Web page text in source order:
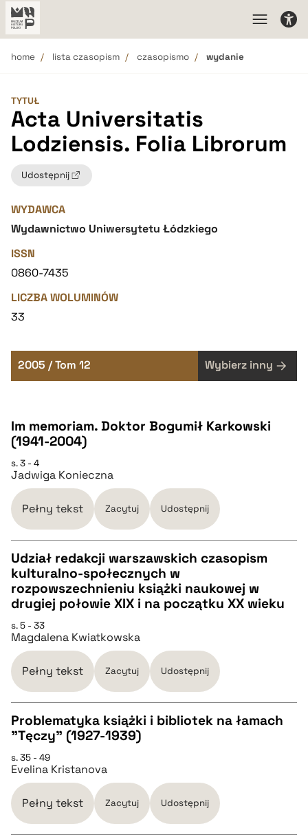
home lista czasopism czasopismo wydanie
TYTUŁ
Acta Universitatis
Lodziensis. Folia Librorum
Udostępnij
WYDAWCA
Wydawnictwo Uniwersytetu Łódzkiego
ISSN
0860-7435
LICZBA WOLUMINÓW
33
2005 / Tom 12 Wybierz inny
Im memoriam. Doktor Bogumił Karkowski
(1941-2004)
s. 3 - 4
Jadwiga Konieczna
Pełny tekst Zacytuj Udostępnij
CZYSTY TEKST
pobierz cytat
BIBTEX
pobierz cytat
Udział redakcji warszawskich czasopism
kulturalno-społecznych w
rozpowszechnieniu książki naukowej w
drugiej połowie XIX i na początku XX wieku
s. 5 - 33
Magdalena Kwiatkowska
Pełny tekst Zacytuj Udostępnij
CZYSTY TEKST
pobierz cytat
BIBTEX
Problematyka książki i bibliotek na łamach
"Tęczy" (1927-1939)
s. 35 - 49
Evelina Kristanova
Pełny tekst Zacytuj Udostępnij